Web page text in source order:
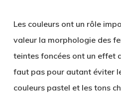
Les couleurs ont un rôle
valeur la morphologie des
teintes foncées ont un effet
faut pas pour autant éviter
couleurs pastel et les tons